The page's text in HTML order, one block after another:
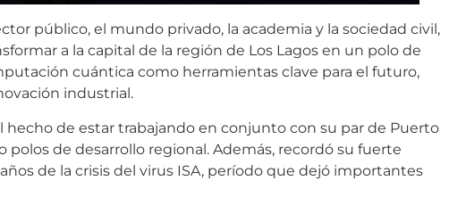
público, el mundo privado, la academia y la sociedad civil,
a la capital de la región de Los Lagos en un polo de
cuántica como herramientas clave para el futuro,
industrial.
hecho de estar trabajando en conjunto con su par de Puerto
de desarrollo regional. Además, recordó su fuerte
de la crisis del virus ISA, período que dejó importantes